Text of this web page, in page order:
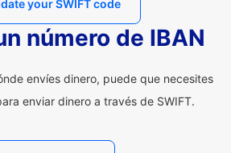
your SWIFT code
número de IBAN
envíes dinero, puede que necesites
enviar dinero a través de SWIFT.